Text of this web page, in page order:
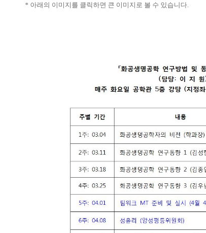
* 아래의 이미지를 클릭하면 큰 이미지로 볼 수 있습니다.